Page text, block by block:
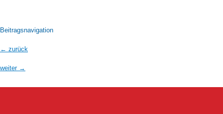
Beitragsnavigation
← zurück
weiter →